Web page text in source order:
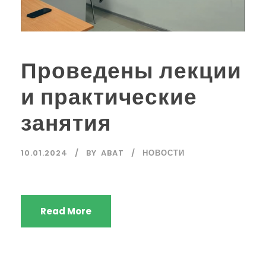
Проведены лекции
и практические
занятия
10.01.2024 BY ABAT НОВОСТИ
Read More